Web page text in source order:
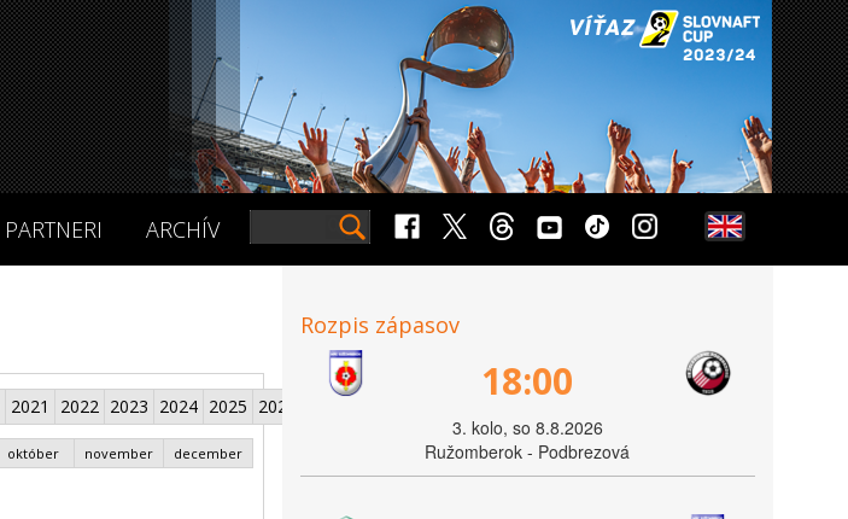
PARTNERI ARCHÍV
2021 2022 2023 2024 2025 2026
október november december
Rozpis zápasov
18:00
3. kolo, so 8.8.2026
Ružomberok - Podbrezová